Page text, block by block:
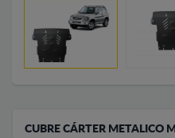
CUBRE CÁRTER METALICO